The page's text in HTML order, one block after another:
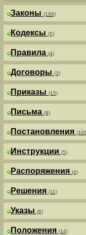
Законы (189)
Кодексы (5)
Правила (4)
Договоры (3)
Приказы (15)
Письма (8)
Постановления
Инструкции (5)
Распоряжения (4)
Решения (11)
Указы (6)
Положения (14)